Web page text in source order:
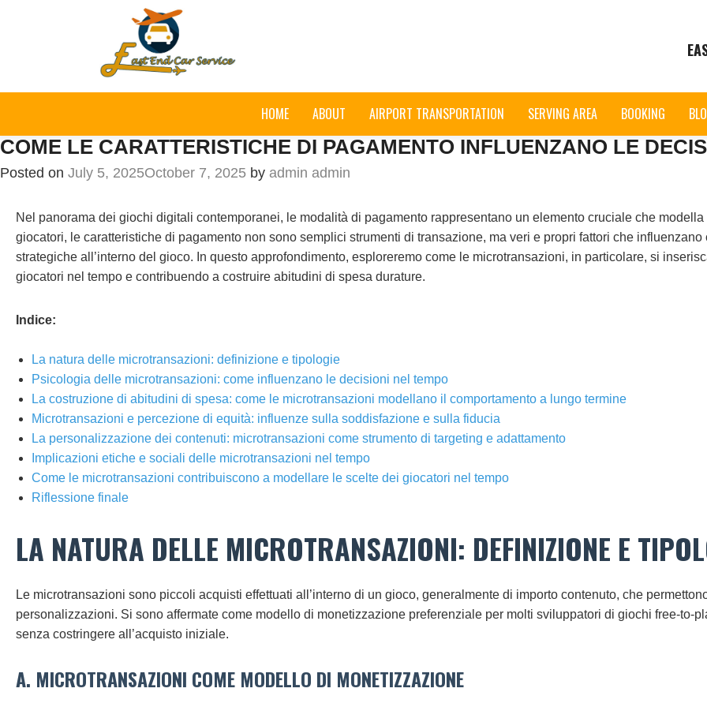
HOME ABOUT AIRPORT TRANSPORTATION SERVING AREA BOOKING
COME LE CARATTERISTICHE DI PAGAMENTO INFLUENZANO LE
Posted on July 5, 2025October 7, 2025 by admin admin
Nel panorama dei giochi digitali contemporanei, le modalità di pagamento rappresentano un elemento cruciale che
giocatori, le caratteristiche di pagamento non sono semplici strumenti di transazione, ma veri e propri fattori che
strategiche all’interno del gioco. In questo approfondimento, esploreremo come le microtransazioni, in particolare, si
giocatori nel tempo e contribuendo a costruire abitudini di spesa durature.
Indice:
La natura delle microtransazioni: definizione e tipologie
Psicologia delle microtransazioni: come influenzano le decisioni nel tempo
La costruzione di abitudini di spesa: come le microtransazioni modellano il comportamento a lungo termine
Microtransazioni e percezione di equità: influenze sulla soddisfazione e sulla fiducia
La personalizzazione dei contenuti: microtransazioni come strumento di targeting e adattamento
Implicazioni etiche e sociali delle microtransazioni nel tempo
Come le microtransazioni contribuiscono a modellare le scelte dei giocatori nel tempo
Riflessione finale
LA NATURA DELLE MICROTRANSAZIONI: DEFINIZIONE E
Le microtransazioni sono piccoli acquisti effettuati all’interno di un gioco, generalmente di importo contenuto, che
personalizzazioni. Si sono affermate come modello di monetizzazione preferenziale per molti sviluppatori di giochi free-to-
senza costringere all’acquisto iniziale.
A. MICROTRANSAZIONI COME MODELLO DI MONETIZZAZIONE